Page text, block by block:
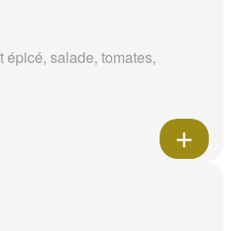
salade, tomates,